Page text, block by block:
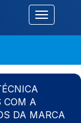
Alternar
COM A
DA MARCA